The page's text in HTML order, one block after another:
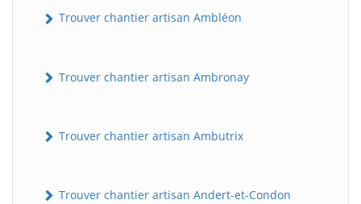
Trouver chantier artisan Ambléon
Trouver chantier artisan Ambronay
Trouver chantier artisan Ambutrix
Trouver chantier artisan Andert-et-Condon